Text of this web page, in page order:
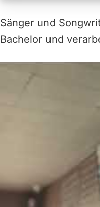
Sänger und
Bachelor und